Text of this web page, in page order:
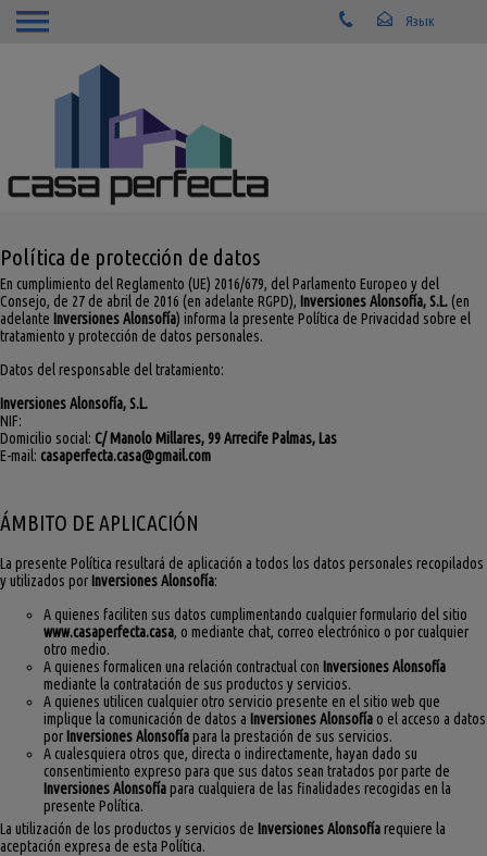
Política de protección de datos
En cumplimiento del Reglamento (UE) 2016/679, del Parlamento Europeo y del
Consejo, de 27 de abril de 2016 (en adelante RGPD), Inversiones Alonsofía, S.L.(en
adelante Inversiones Alonsofía) informa la presente Política de Privacidad sobre el
tratamiento y protección de datos personales.
Datos del responsable del tratamiento:
Inversiones Alonsofía, S.L.
NIF:
Domicilio social: C/ Manolo Millares, 99 Arrecife Palmas, Las
E-mail: casaperfecta.casa@gmail.com
ÁMBITO DE APLICACIÓN
La presente Política resultará de aplicación a todos los datos personales recopilados
y utilizados por Inversiones Alonsofía:
A quienes faciliten sus datos cumplimentando cualquier formulario del sitio
www.casaperfecta.casa, o mediante chat, correo electrónico o por cualquier
otro medio.
A quienes formalicen una relación contractual con Inversiones Alonsofía
mediante la contratación de sus productos y servicios.
A quienes utilicen cualquier otro servicio presente en el sitio web que
implique la comunicación de datos a Inversiones Alonsofía o el acceso a datos
por Inversiones Alonsofíapara la prestación de sus servicios.
A cualesquiera otros que, directa o indirectamente, hayan dado su
consentimiento expreso para que sus datos sean tratados por parte de
Inversiones Alonsofíapara cualquiera de las finalidades recogidas en la
presente Política.
La utilización de los productos y servicios de Inversiones Alonsofíarequiere la
aceptación expresa de esta Política.